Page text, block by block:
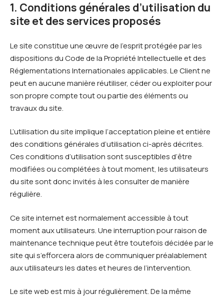
1. Conditions générales d’utilisation du
site et des services proposés
Le site constitue une œuvre de l’esprit protégée par les
dispositions du Code de la Propriété Intellectuelle et des
Réglementations Internationales applicables. Le Client ne
peut en aucune manière réutiliser, céder ou exploiter pour
son propre compte tout ou partie des éléments ou
travaux du site.
L’utilisation du site implique l’acceptation pleine et entière
des conditions générales d’utilisation ci-après décrites.
Ces conditions d’utilisation sont susceptibles d’être
modifiées ou complétées à tout moment, les utilisateurs
du site sont donc invités à les consulter de manière
régulière.
Ce site internet est normalement accessible à tout
moment aux utilisateurs. Une interruption pour raison de
maintenance technique peut être toutefois décidée par le
site qui s’efforcera alors de communiquer préalablement
aux utilisateurs les dates et heures de l’intervention.
Le site web est mis à jour régulièrement. De la même